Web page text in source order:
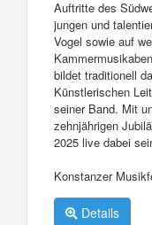
Auftritte des
jungen und
Vogel sowie auf
bildet traditionell
Künstlerischen
seiner Band. Mit
zehnjährigen
2025 live dabei
Konstanzer
Details